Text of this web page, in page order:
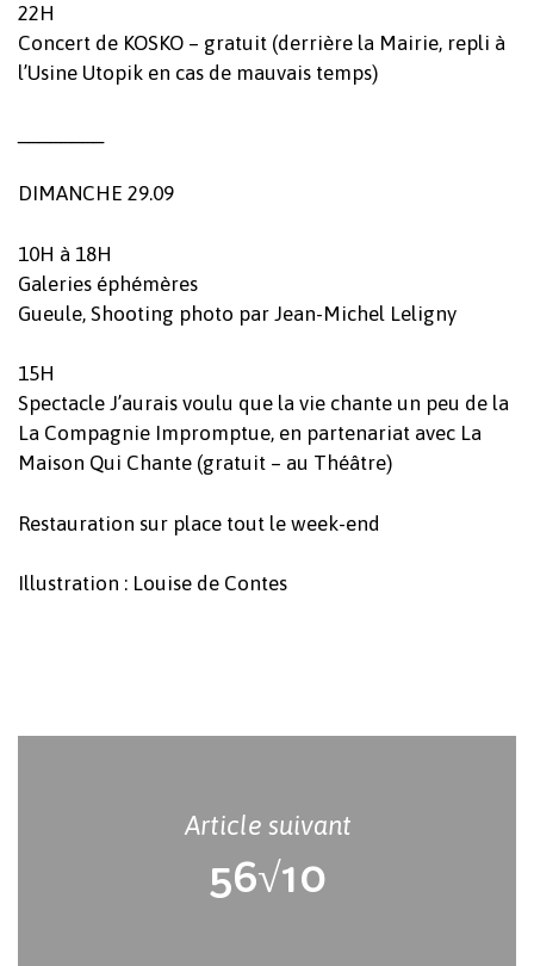
Votre panier est vide.
22H
Concert de KOSKO – gratuit (derrière la Mairie, repli à
l’Usine Utopik en cas de mauvais temps)
DIMANCHE 29.09
10H à 18H
Galeries éphémères
Gueule, Shooting photo par Jean-Michel Leligny
15H
Spectacle J’aurais voulu que la vie chante un peu de la
La Compagnie Impromptue, en partenariat avec La
Maison Qui Chante (gratuit – au Théâtre)
Restauration sur place tout le week-end
Illustration : Louise de Contes
Article suivant
56√10